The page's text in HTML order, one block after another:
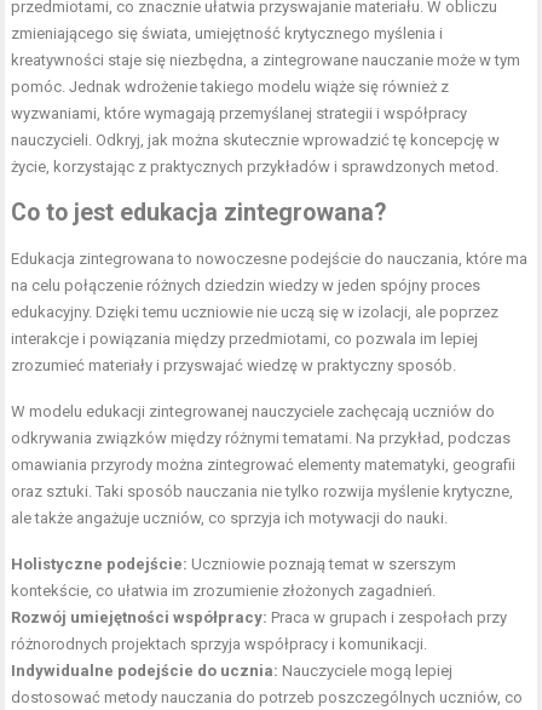
przedmiotami, co znacznie ułatwia przyswajanie materiału. W obliczu
zmieniającego się świata, umiejętność krytycznego myślenia i
kreatywności staje się niezbędna, a zintegrowane nauczanie może w tym
pomóc. Jednak wdrożenie takiego modelu wiąże się również z
wyzwaniami, które wymagają przemyślanej strategii i współpracy
nauczycieli. Odkryj, jak można skutecznie wprowadzić tę koncepcję w
życie, korzystając z praktycznych przykładów i sprawdzonych metod.
Co to jest edukacja zintegrowana?
Edukacja zintegrowana to nowoczesne podejście do nauczania, które ma
na celu połączenie różnych dziedzin wiedzy w jeden spójny proces
edukacyjny. Dzięki temu uczniowie nie uczą się w izolacji, ale poprzez
interakcje i powiązania między przedmiotami, co pozwala im lepiej
zrozumieć materiały i przyswajać wiedzę w praktyczny sposób.
W modelu edukacji zintegrowanej nauczyciele zachęcają uczniów do
odkrywania związków między różnymi tematami. Na przykład, podczas
omawiania przyrody można zintegrować elementy matematyki, geografii
oraz sztuki. Taki sposób nauczania nie tylko rozwija myślenie krytyczne,
ale także angażuje uczniów, co sprzyja ich motywacji do nauki.
Holistyczne podejście: Uczniowie poznają temat w szerszym
kontekście, co ułatwia im zrozumienie złożonych zagadnień.
Rozwój umiejętności współpracy: Praca w grupach i zespołach przy
różnorodnych projektach sprzyja współpracy i komunikacji.
Indywidualne podejście do ucznia: Nauczyciele mogą lepiej
dostosować metody nauczania do potrzeb poszczególnych uczniów, co